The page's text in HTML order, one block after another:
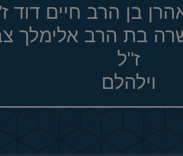
בן הרב חיים דוד
בת הרב אלימלך
ז"ל
וילהלם